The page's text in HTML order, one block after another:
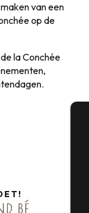
van een
op de
la Conchée
BÉ